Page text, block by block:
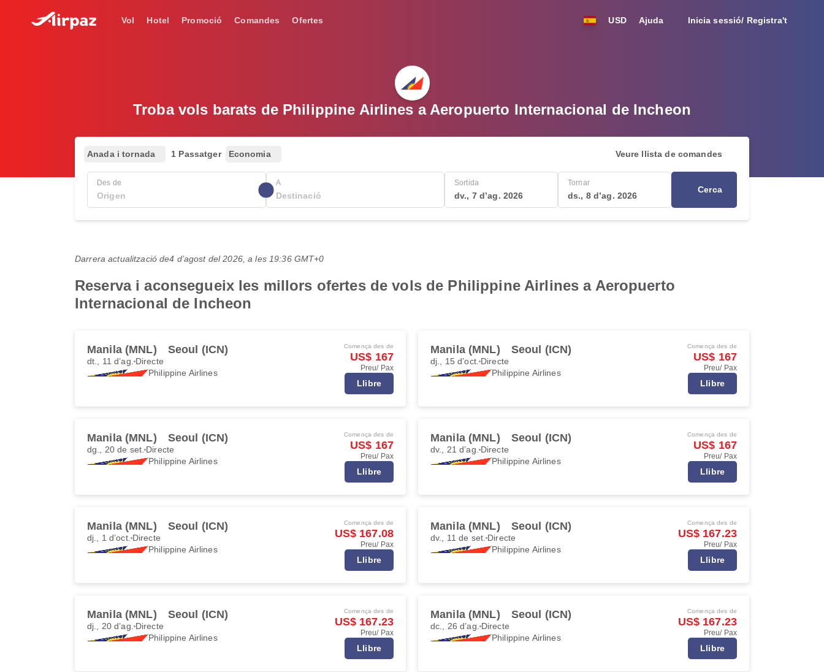
Vol Hotel Promoció Comandes Ofertes USD Ajuda Inicia sessió/ Registra't
Troba vols barats de Philippine Airlines a Aeropuerto Internacional de Incheon
Anada i tornada 1 Passatger Economia Veure llista de comandes
Des de A Sortida
dv., 7 d’ag. 2026
Tornar
ds., 8 d’ag. 2026
Cerca
Darrera actualització de4 d’agost del 2026, a les 19:36 GMT+0
Reserva i aconsegueix les millors ofertes de vols de Philippine Airlines a Aeropuerto
Internacional de Incheon
Manila (MNL) Seoul (ICN)
dt., 11 d’ag. Directe
Philippine Airlines
Comença des de
US$ 167
Preu/ Pax
Llibre
Manila (MNL) Seoul (ICN)
dj., 15 d’oct. Directe
Philippine Airlines
Comença des de
US$ 167
Preu/ Pax
Llibre
Manila (MNL) Seoul (ICN)
dg., 20 de set. Directe
Philippine Airlines
Comença des de
US$ 167
Preu/ Pax
Llibre
Manila (MNL) Seoul (ICN)
dv., 21 d’ag. Directe
Philippine Airlines
Comença des de
US$ 167
Preu/ Pax
Llibre
Manila (MNL) Seoul (ICN)
dj., 1 d’oct. Directe
Philippine Airlines
Comença des de
US$ 167.08
Preu/ Pax
Llibre
Manila (MNL) Seoul (ICN)
dv., 11 de set. Directe
Philippine Airlines
Comença des de
US$ 167.23
Preu/ Pax
Llibre
Manila (MNL) Seoul (ICN)
dj., 20 d’ag. Directe
Philippine Airlines
Comença des de
US$ 167.23
Preu/ Pax
Llibre
Manila (MNL) Seoul (ICN)
dc., 26 d’ag. Directe
Philippine Airlines
Comença des de
US$ 167.23
Preu/ Pax
Llibre